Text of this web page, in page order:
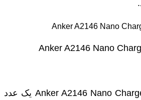
انکر Anker A2146 Nano Charger یک عدد